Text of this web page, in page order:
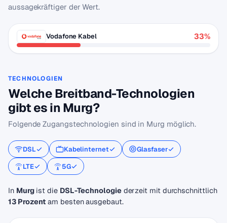
aussagekräftiger der Wert.
Vodafone Kabel 33%
TECHNOLOGIEN
Welche Breitband-Technologien
gibt es in Murg?
Folgende Zugangstechnologien sind in Murg möglich.
DSL Kabelinternet
Glasfaser
LTE
5G
In Murgist die DSL-Technologiederzeit mit durchschnittlich
13 Prozent am besten ausgebaut.